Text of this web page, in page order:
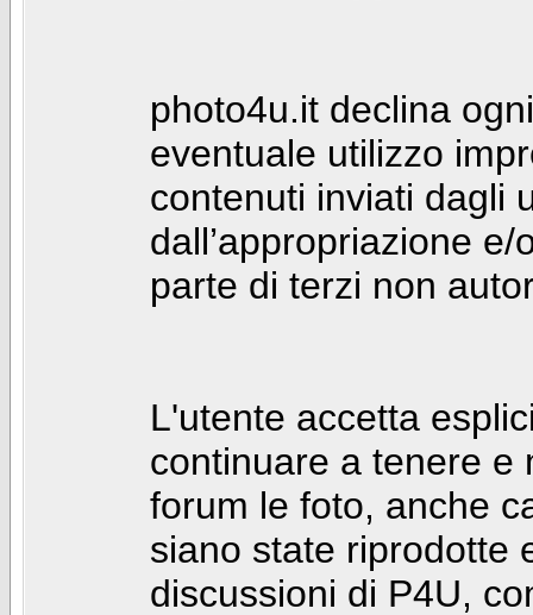
photo4u.it declina
eventuale utilizzo
contenuti inviati dagli
dall’appropriazione
parte di terzi non
L'utente accetta
continuare a tenere e
forum le foto, anche
siano state riprodotte
discussioni di P4U,